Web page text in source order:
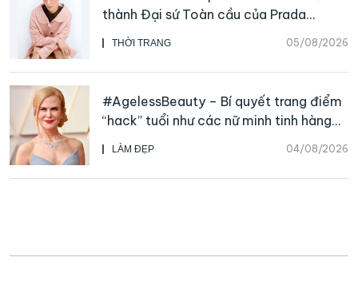
THỜI TRANG 05/08/2026
thành Đại sứ Toàn cầu của Prada
Beauty, CHANEL mua lại Charvet
LÀM ĐẸP 04/08/2026
#AgelessBeauty – Bí quyết trang điểm
“hack” tuổi như các nữ minh tinh hàng
đầu